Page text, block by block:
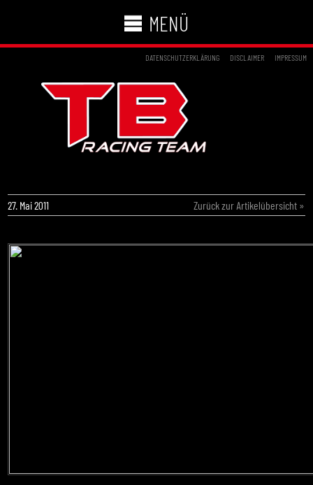
MENÜ
DATENSCHUTZERKLÄRUNG DISCLAIMER IMPRESSUM
27. Mai 2011 Zurück zur Artikelübersicht »